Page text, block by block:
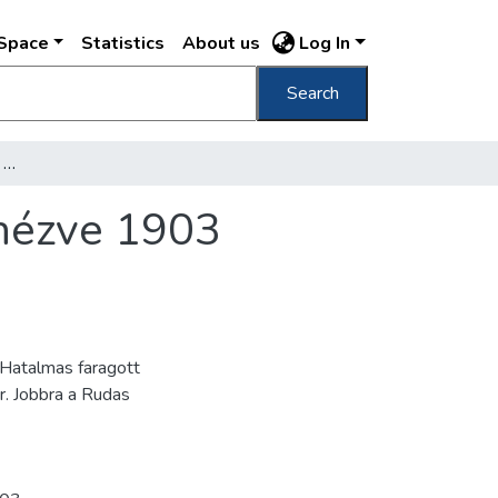
Statistics About us Log In
Search
A budai szobortalapzatok észak-nyugatról nézve 1903 augusztus 8. /
1903
faragott
Jobbra a Rudas